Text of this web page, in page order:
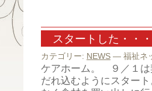
スタートした・・・
カテゴリー: NEWS — 福祉ネ
ケアホーム。 ９／１は
だれ込むようにスター